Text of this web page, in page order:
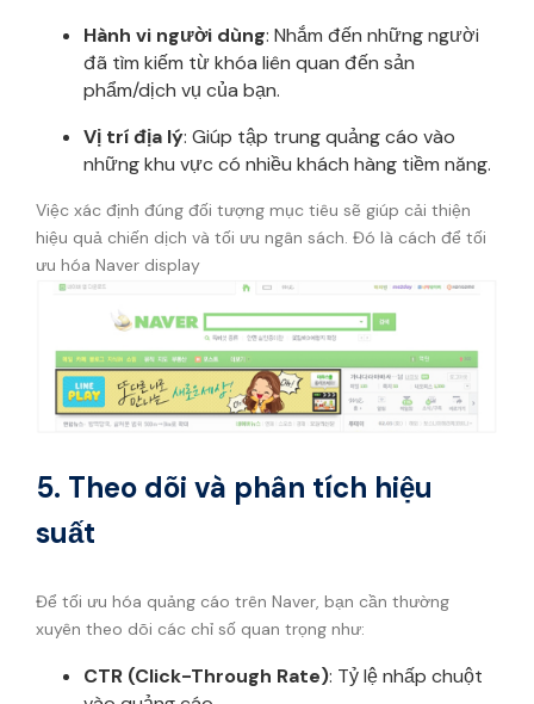
Hành vi người dùng: Nhắm đến những người
đã tìm kiếm từ khóa liên quan đến sản
phẩm/dịch vụ của bạn.
Vị trí địa lý: Giúp tập trung quảng cáo vào
những khu vực có nhiều khách hàng tiềm năng.
Việc xác định đúng đối tượng mục tiêu sẽ giúp cải thiện
hiệu quả chiến dịch và tối ưu ngân sách. Đó là cách để tối
ưu hóa Naver display
5. Theo dõi và phân tích hiệu
suất
Để tối ưu hóa quảng cáo trên Naver, bạn cần thường
xuyên theo dõi các chỉ số quan trọng như:
CTR (Click-Through Rate): Tỷ lệ nhấp chuột